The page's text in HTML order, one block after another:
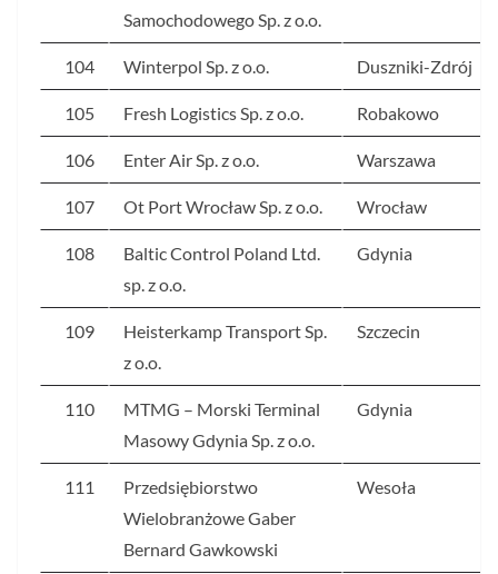
Samochodowego Sp. z o.o.
104 Winterpol Sp. z o.o. Duszniki-Zdrój
105 Fresh Logistics Sp. z o.o. Robakowo
106 Enter Air Sp. z o.o. Warszawa
107 Ot Port Wrocław Sp. z o.o. Wrocław
108
Baltic Control Poland Ltd.
sp. z o.o.
Gdynia
109
Heisterkamp Transport Sp.
z o.o.
Szczecin
110
MTMG – Morski Terminal
Masowy Gdynia Sp. z o.o.
Gdynia
111
Przedsiębiorstwo
Wielobranżowe Gaber
Bernard Gawkowski
Wesoła